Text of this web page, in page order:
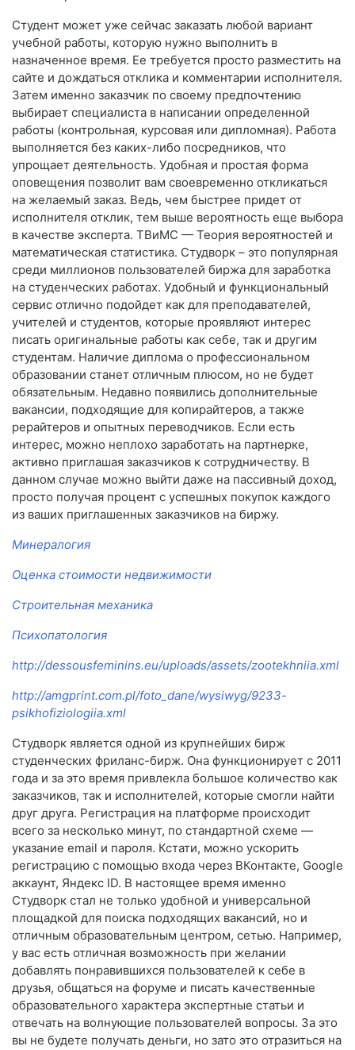
Студент может уже сейчас заказать любой вариант
учебной работы, которую нужно выполнить в
назначенное время. Ее требуется просто разместить на
сайте и дождаться отклика и комментарии исполнителя.
Затем именно заказчик по своему предпочтению
выбирает специалиста в написании определенной
работы (контрольная, курсовая или дипломная). Работа
выполняется без каких-либо посредников, что
упрощает деятельность. Удобная и простая форма
оповещения позволит вам своевременно откликаться
на желаемый заказ. Ведь, чем быстрее придет от
исполнителя отклик, тем выше вероятность еще выбора
в качестве эксперта. ТВиМС — Теория вероятностей и
математическая статистика. Студворк – это популярная
среди миллионов пользователей биржа для заработка
на студенческих работах. Удобный и функциональный
сервис отлично подойдет как для преподавателей,
учителей и студентов, которые проявляют интерес
писать оригинальные работы как себе, так и другим
студентам. Наличие диплома о профессиональном
образовании станет отличным плюсом, но не будет
обязательным. Недавно появились дополнительные
вакансии, подходящие для копирайтеров, а также
рерайтеров и опытных переводчиков. Если есть
интерес, можно неплохо заработать на партнерке,
активно приглашая заказчиков к сотрудничеству. В
данном случае можно выйти даже на пассивный доход,
просто получая процент с успешных покупок каждого
из ваших приглашенных заказчиков на биржу.
Минералогия
Оценка стоимости недвижимости
Строительная механика
Психопатология
http://dessousfeminins.eu/uploads/assets/zootekhniia.xml
http://amgprint.com.pl/foto_dane/wysiwyg/9233-
psikhofiziologiia.xml
Студворк является одной из крупнейших бирж
студенческих фриланс-бирж. Она функционирует с 2011
года и за это время привлекла большое количество как
заказчиков, так и исполнителей, которые смогли найти
друг друга. Регистрация на платформе происходит
всего за несколько минут, по стандартной схеме —
указание email и пароля. Кстати, можно ускорить
регистрацию с помощью входа через ВКонтакте, Google
аккаунт, Яндекс ID. В настоящее время именно
Студворк стал не только удобной и универсальной
площадкой для поиска подходящих вакансий, но и
отличным образовательным центром, сетью. Например,
у вас есть отличная возможность при желании
добавлять понравившихся пользователей к себе в
друзья, общаться на форуме и писать качественные
образовательного характера экспертные статьи и
отвечать на волнующие пользователей вопросы. За это
вы не будете получать деньги, но зато это отразиться на